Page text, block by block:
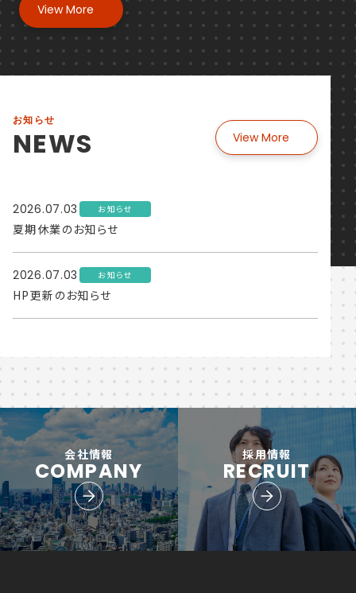
View More
お知らせ
NEWS View More
2026.07.03 お知らせ
夏期休業のお知らせ
2026.07.03 お知らせ
HP更新のお知らせ
会社情報
COMPANY
採用情報
RECRUIT